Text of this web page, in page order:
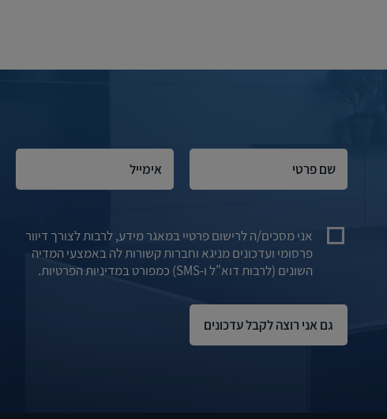
אני מסכים/ה לרישום פרטיי במאגר מידע, לרבות לצורך דיוור
פרסומי ועדכונים מניגא וחברות קשורות לה באמצעי המדיה
השונים (לרבות דוא"ל ו-SMS) כמפורט במדיניות הפרטיות.